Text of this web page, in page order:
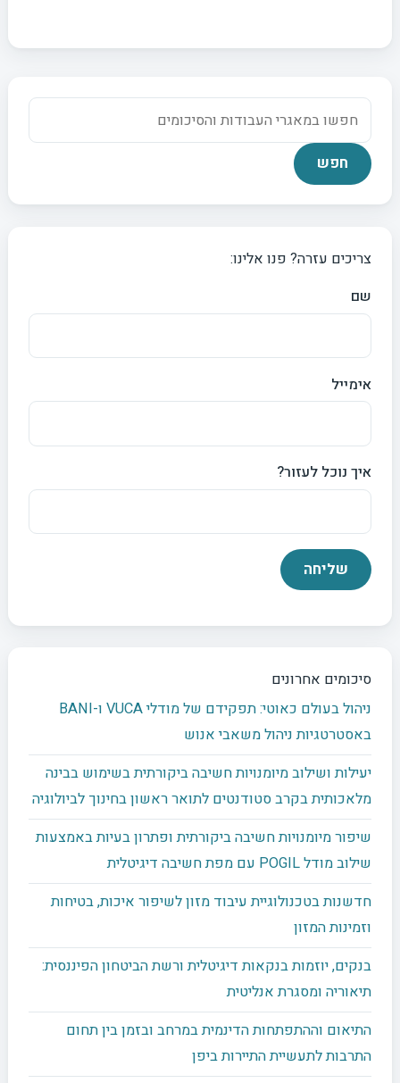
צריכים עזרה? פנו אלינו:
שם
אימייל
איך נוכל לעזור?
סיכומים אחרונים
ניהול בעולם כאוטי: תפקידם של מודלי VUCA ו-BANI
באסטרטגיות ניהול משאבי אנוש
יעילות ושילוב מיומנויות חשיבה ביקורתית בשימוש בבינה
מלאכותית בקרב סטודנטים לתואר ראשון בחינוך לביולוגיה
שיפור מיומנויות חשיבה ביקורתית ופתרון בעיות באמצעות
שילוב מודל POGIL עם מפת חשיבה דיגיטלית
חדשנות בטכנולוגיית עיבוד מזון לשיפור איכות, בטיחות
וזמינות המזון
בנקים, יוזמות בנקאות דיגיטלית ורשת הביטחון הפיננסית:
תיאוריה ומסגרת אנליטית
התיאום וההתפתחות הדינמית במרחב ובזמן בין תחום
התרבות לתעשיית התיירות ביפן